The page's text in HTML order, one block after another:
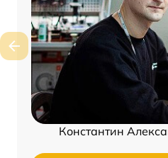
Константин